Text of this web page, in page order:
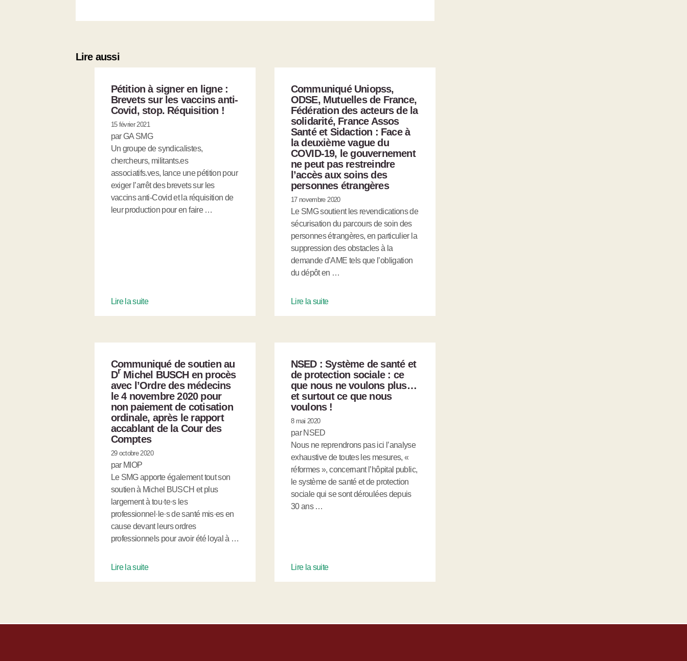
Lire aussi
Pétition à signer en ligne :
Brevets sur les vaccins anti-
Covid, stop. Réquisition !
15 février 2021
par GA SMG
Un groupe de syndicalistes,
chercheurs, militants.es
associatifs.ves, lance une pétition pour
exiger l’arrêt des brevets sur les
vaccins anti-Covid et la réquisition de
leur production pour en faire …
Lire la suite
Communiqué Uniopss,
ODSE, Mutuelles de France,
Fédération des acteurs de la
solidarité, France Assos
Santé et Sidaction : Face à
la deuxième vague du
COVID-19, le gouvernement
ne peut pas restreindre
l’accès aux soins des
personnes étrangères
17 novembre 2020
Le SMG soutient les revendications de
sécurisation du parcours de soin des
personnes étrangères, en particulier la
suppression des obstacles à la
demande d’AME tels que l’obligation
du dépôt en …
Lire la suite
Communiqué de soutien au
Dr Michel BUSCH en procès
avec l’Ordre des médecins
le 4 novembre 2020 pour
non paiement de cotisation
ordinale, après le rapport
accablant de la Cour des
Comptes
29 octobre 2020
par MIOP
Le SMG apporte également tout son
soutien à Michel BUSCH et plus
largement à tou·te·s les
professionnel·le·s de santé mis·es en
cause devant leurs ordres
professionnels pour avoir été loyal à …
Lire la suite
NSED : Système de santé et
de protection sociale : ce
que nous ne voulons plus…
et surtout ce que nous
voulons !
8 mai 2020
par NSED
Nous ne reprendrons pas ici l’analyse
exhaustive de toutes les mesures, «
réformes », concernant l’hôpital public,
le système de santé et de protection
sociale qui se sont déroulées depuis
30 ans …
Lire la suite